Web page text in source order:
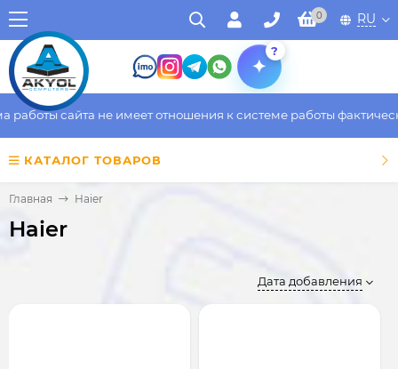
0 RU
?
сайта не имеет отношения к системе работы
КАТАЛОГ ТОВАРОВ
Главная Haier
Haier
Дата добавления